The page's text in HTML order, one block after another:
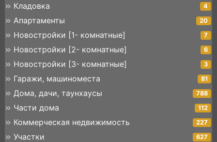
Кладовка 4
Апартаменты 20
Новостройки [1- комнатные] 7
Новостройки [2- комнатные] 6
Новостройки [3- комнатные] 3
Гаражи, машиноместа 81
Дома, дачи, таунхаусы 788
Части дома 112
Коммерческая недвижимость 227
Участки 627